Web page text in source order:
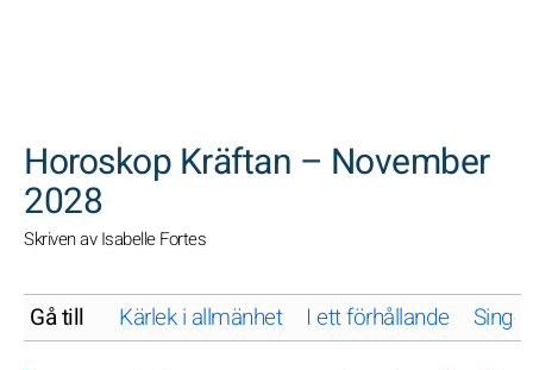
Horoskop Kräftan – November
2028
Skriven av Isabelle Fortes
Gå till Kärlek i allmänhet I ett förhållande Singel